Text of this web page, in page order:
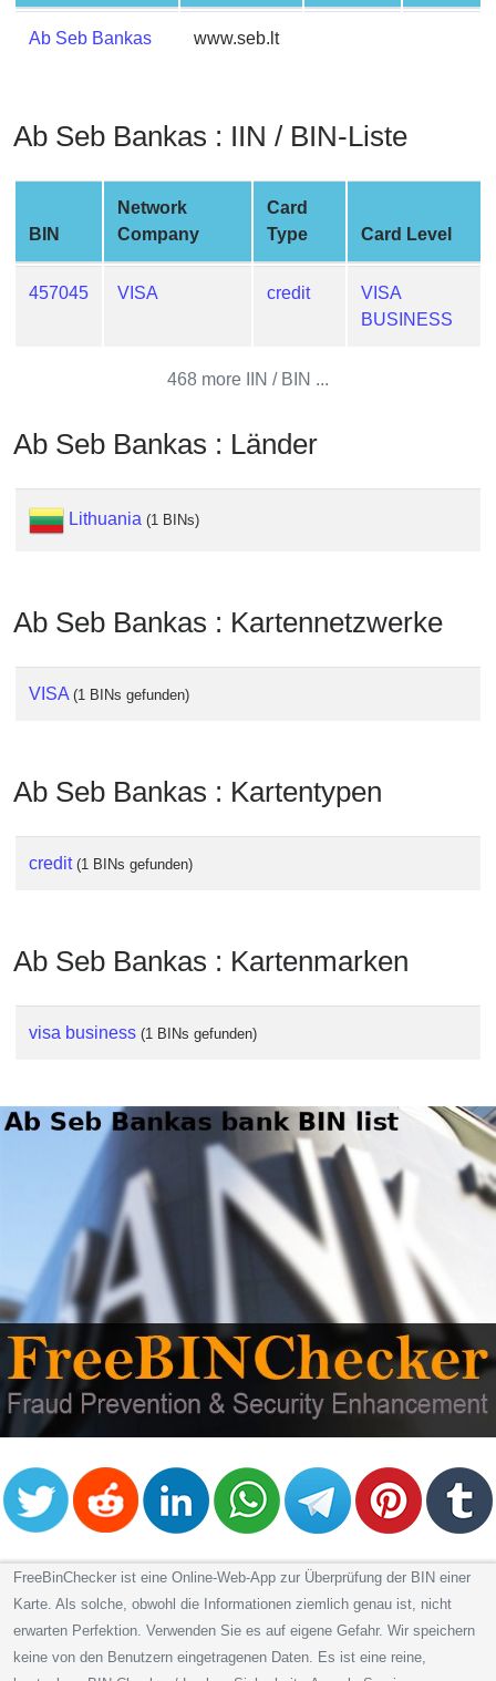
Random
Credit
Generate
Card
BIN
Card
is
Address
Lookup
Checker
Ab Seb Bankas www.seb.lt
Ab Seb Bankas : IIN / BIN-Liste
BIN
Network
Company
Card
Type
Card Level
457045 VISA credit
VISA
BUSINESS
468 more IIN / BIN ...
Ab Seb Bankas : Länder
Lithuania (1 BINs)
Ab Seb Bankas : Kartennetzwerke
VISA (1 BINs gefunden)
Ab Seb Bankas : Kartentypen
credit (1 BINs gefunden)
Ab Seb Bankas : Kartenmarken
visa business (1 BINs gefunden)
FreeBinChecker ist eine Online-Web-App zur Überprüfung der BIN einer
Karte. Als solche, obwohl die Informationen ziemlich genau ist, nicht
erwarten Perfektion. Verwenden Sie es auf eigene Gefahr. Wir speichern
keine von den Benutzern eingetragenen Daten. Es ist eine reine,